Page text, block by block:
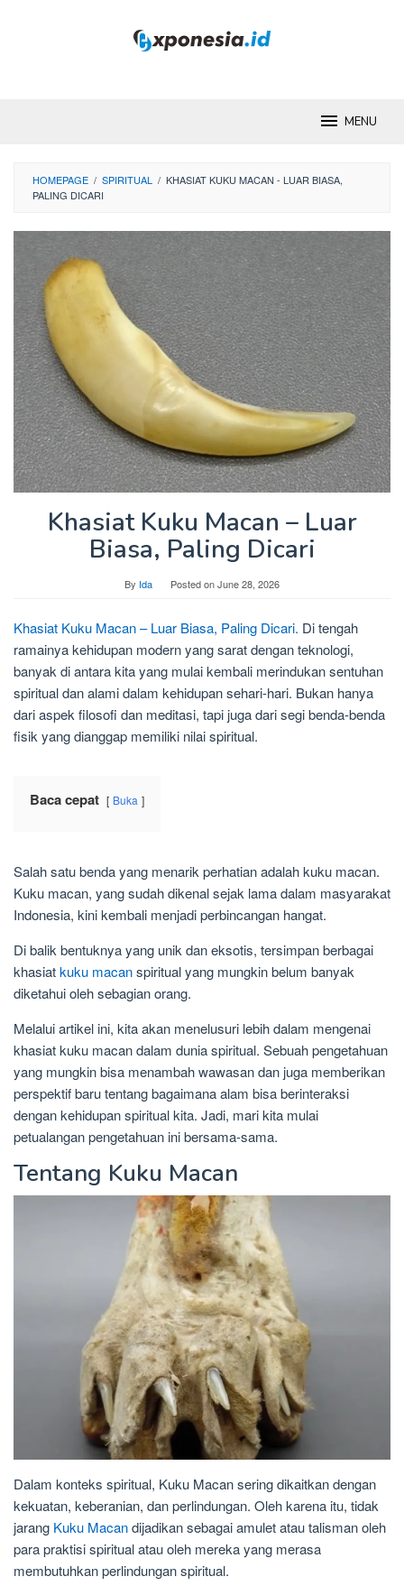
MENU
HOMEPAGE / SPIRITUAL / KHASIAT KUKU MACAN - LUAR BIASA,
PALING DICARI
Khasiat Kuku Macan – Luar
Biasa, Paling Dicari
By Ida Posted onJune 28, 2026
Khasiat Kuku Macan – Luar Biasa, Paling Dicari. Di tengah
ramainya kehidupan modern yang sarat dengan teknologi,
banyak di antara kita yang mulai kembali merindukan sentuhan
spiritual dan alami dalam kehidupan sehari-hari. Bukan hanya
dari aspek filosofi dan meditasi, tapi juga dari segi benda-benda
fisik yang dianggap memiliki nilai spiritual.
Baca cepat Buka
Salah satu benda yang menarik perhatian adalah kuku macan.
Kuku macan, yang sudah dikenal sejak lama dalam masyarakat
Indonesia, kini kembali menjadi perbincangan hangat.
Di balik bentuknya yang unik dan eksotis, tersimpan berbagai
khasiatkuku macanspiritual yang mungkin belum banyak
diketahui oleh sebagian orang.
Melalui artikel ini, kita akan menelusuri lebih dalam mengenai
khasiat kuku macan dalam dunia spiritual. Sebuah pengetahuan
yang mungkin bisa menambah wawasan dan juga memberikan
perspektif baru tentang bagaimana alam bisa berinteraksi
dengan kehidupan spiritual kita. Jadi, mari kita mulai
petualangan pengetahuan ini bersama-sama.
Tentang Kuku Macan
Dalam konteks spiritual, Kuku Macan sering dikaitkan dengan
kekuatan, keberanian, dan perlindungan. Oleh karena itu, tidak
jarang Kuku Macandijadikan sebagai amulet atau talisman oleh
para praktisi spiritual atau oleh mereka yang merasa
membutuhkan perlindungan spiritual.